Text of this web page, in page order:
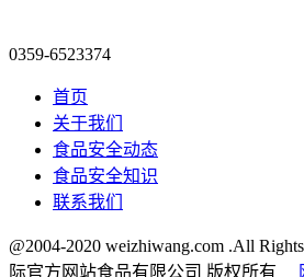
0359-6523374
首页
关于我们
食品安全动态
食品安全知识
联系我们
@2004-2020 weizhiwang.com .All
际官方网站食品有限公司 版权所有